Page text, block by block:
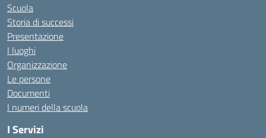
Scuola
Storia di successi
Presentazione
I luoghi
Organizzazione
Le persone
Documenti
I numeri della scuola
I Servizi